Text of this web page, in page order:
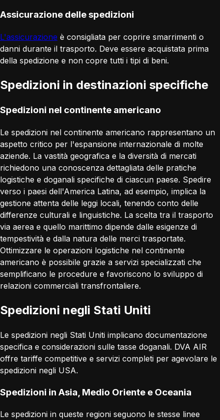
Assicurazione delle spedizioni
L'assicurazione è consigliata per coprire smarrimenti o
danni durante il trasporto. Deve essere acquistata prima
della spedizione e non copre tutti i tipi di beni.
Spedizioni in destinazioni specifiche
Spedizioni nel continente americano
Le spedizioni nel continente americano rappresentano un
aspetto critico per l'espansione internazionale di molte
aziende. La vastità geografica e la diversità di mercati
richiedono una conoscenza dettagliata delle pratiche
logistiche e doganali specifiche di ciascun paese. Spedire
verso i paesi dell'America Latina, ad esempio, implica la
gestione attenta delle leggi locali, tenendo conto delle
differenze culturali e linguistiche. La scelta tra il trasporto
via aerea e quello marittimo dipende dalle esigenze di
tempestività e dalla natura delle merci trasportate.
Ottimizzare le operazioni logistiche nel continente
americano è possibile grazie a servizi specializzati che
semplificano le procedure e favoriscono lo sviluppo di
relazioni commerciali transfrontaliere.
Spedizioni negli Stati Uniti
Le spedizioni negli Stati Uniti implicano documentazione
specifica e considerazioni sulle tasse doganali. DVA AIR
offre tariffe competitive e servizi completi per agevolare le
spedizioni negli USA.
Spedizioni in Asia, Medio Oriente e Oceania
Le spedizioni in queste regioni seguono le stesse linee